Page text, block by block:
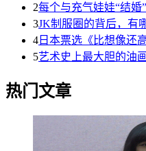
2每个与充气娃娃“结
3JK制服圈的背后，有
4 日本票选《比想像还
5艺术史上最大胆的油
热门文章